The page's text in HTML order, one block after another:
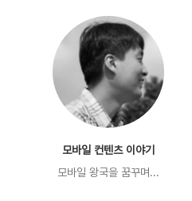
모바일 컨텐츠 이야기
모바일 왕국을 꿈꾸며...